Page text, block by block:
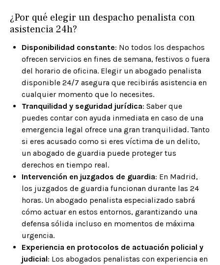
¿Por qué elegir un despacho penalista con
asistencia 24h?
Disponibilidad constante: No todos los despachos
ofrecen servicios en fines de semana, festivos o fuera
del horario de oficina. Elegir un abogado penalista
disponible 24/7 asegura que recibirás asistencia en
cualquier momento que lo necesites.
Tranquilidad y seguridad jurídica: Saber que
puedes contar con ayuda inmediata en caso de una
emergencia legal ofrece una gran tranquilidad. Tanto
si eres acusado como si eres víctima de un delito,
un abogado de guardia puede proteger tus
derechos en tiempo real.
Intervención en juzgados de guardia: En Madrid,
los juzgados de guardia funcionan durante las 24
horas. Un abogado penalista especializado sabrá
cómo actuar en estos entornos, garantizando una
defensa sólida incluso en momentos de máxima
urgencia.
Experiencia en protocolos de actuación policial y
judicial: Los abogados penalistas con experiencia en